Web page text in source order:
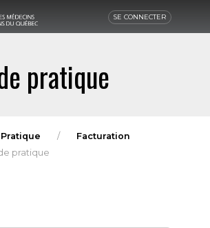
SE CONNECTER
pratique
Pratique
Facturation
pratique